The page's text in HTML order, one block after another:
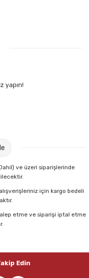
Telleri
Boyaları
yapın!
ve üzeri siparişlerinde
için kargo bedeli
etme ve siparişi iptal etme
Edin